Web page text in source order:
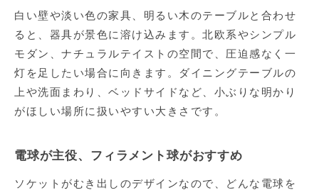
白い壁や淡い色の家具、明るい木のテーブルと合わせ
ると、器具が景色に溶け込みます。北欧系やシンプル
モダン、ナチュラルテイストの空間で、圧迫感なく一
灯を足したい場合に向きます。ダイニングテーブルの
上や洗面まわり、ベッドサイドなど、小ぶりな明かり
がほしい場所に扱いやすい大きさです。
電球が主役、フィラメント球がおすすめ
ソケットがむき出しのデザインなので、どんな電球を